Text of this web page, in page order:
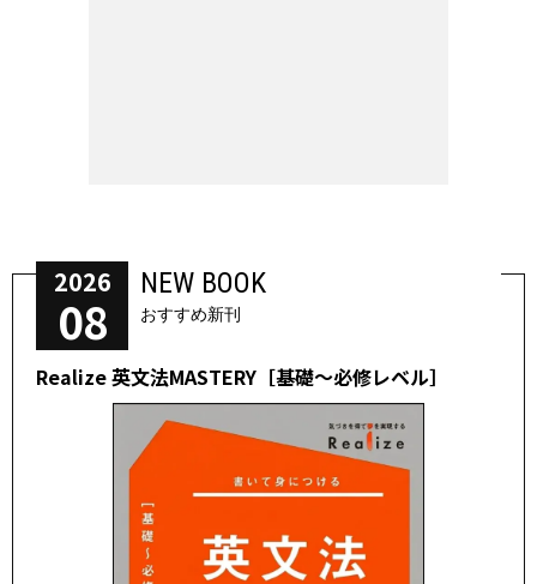
2026
08
NEW BOOK
おすすめ新刊
Realize 英文法MASTERY［基礎～必修レベル］